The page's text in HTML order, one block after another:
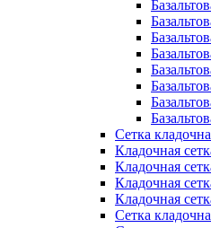
Сетка
Кладочная
Кладочная
Кладочная
Кладочная
Сетка